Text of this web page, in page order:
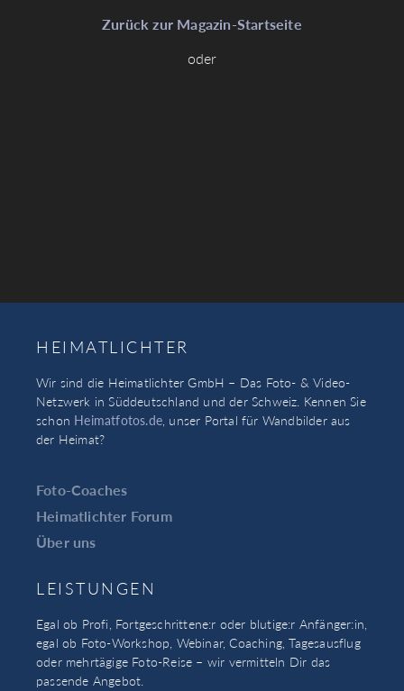
Zurück zur Magazin-Startseite
oder
HEIMATLICHTER
Wir sind die Heimatlichter GmbH – Das Foto- & Video-
Netzwerk in Süddeutschland und der Schweiz. Kennen Sie
schon Heimatfotos.de , unser Portal für Wandbilder aus
der Heimat?
Foto-Coaches
Heimatlichter Forum
Über uns
LEISTUNGEN
Egal ob Profi, Fortgeschrittene:r oder blutige:r Anfänger:in,
egal ob Foto-Workshop, Webinar, Coaching, Tagesausflug
oder mehrtägige Foto-Reise – wir vermitteln Dir das
passende Angebot.